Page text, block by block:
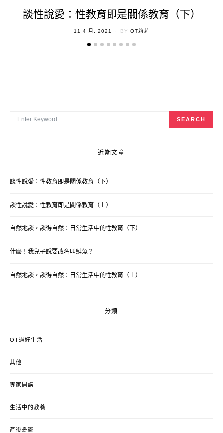
談性說愛：性教育即是關係教育（下）
POSTED
11 4 月, 2021 BY OT莉莉
SEARCH
近期文章
談性說愛：性教育即是關係教育（下）
談性說愛：性教育即是關係教育（上）
自然地談，談得自然：日常生活中的性教育（下）
什麼！我兒子說要改名叫鮭魚？
自然地談，談得自然：日常生活中的性教育（上）
分類
OT過好生活
其他
專家開講
生活中的教養
產後憂鬱